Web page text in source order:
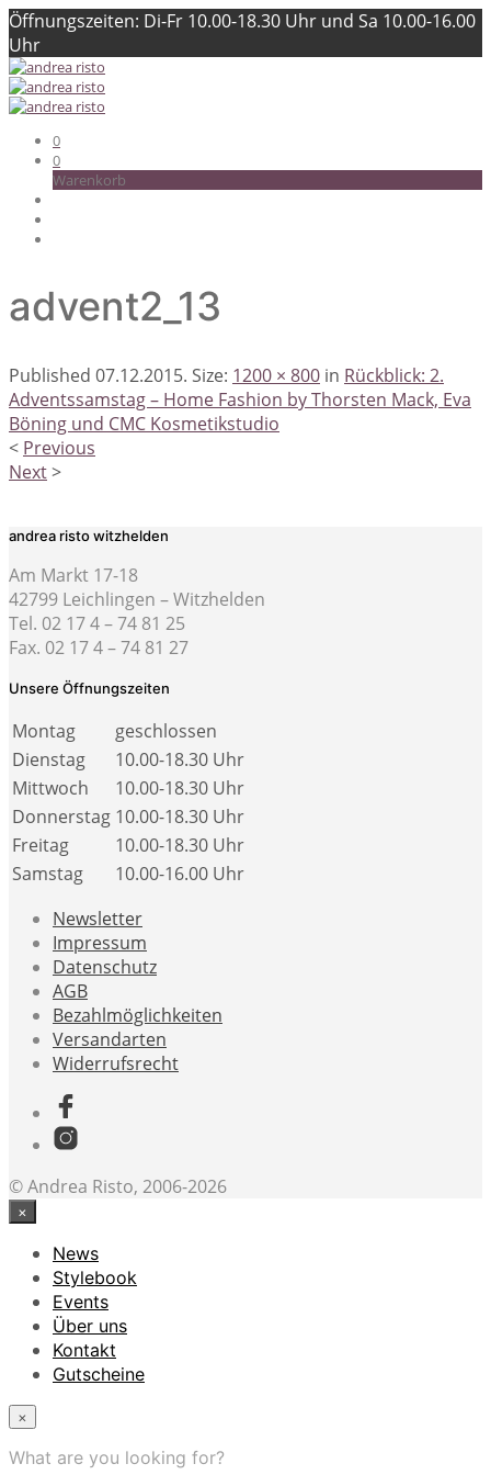
Öffnungszeiten: Di-Fr 10.00-18.30 Uhr und Sa 10.00-16.00
Uhr
0
0
Warenkorb
advent2_13
Published 07.12.2015. Size: 1200 × 800 in Rückblick: 2.
Adventssamstag – Home Fashion by Thorsten Mack, Eva
Böning und CMC Kosmetikstudio
< Previous
Next>
andrea risto witzhelden
Am Markt 17-18
42799 Leichlingen – Witzhelden
Tel. 02 17 4 – 74 81 25
Fax. 02 17 4 – 74 81 27
Unsere Öffnungszeiten
Montag
geschlossen
Dienstag
10.00-18.30 Uhr
Mittwoch
10.00-18.30 Uhr
Donnerstag 10.00-18.30 Uhr
Freitag
10.00-18.30 Uhr
Samstag
10.00-16.00 Uhr
Newsletter
Impressum
Datenschutz
AGB
Bezahlmöglichkeiten
Versandarten
Widerrufsrecht
© Andrea Risto, 2006-2026
×
News
Stylebook
Events
Über uns
Kontakt
Gutscheine
×
What are you looking for?